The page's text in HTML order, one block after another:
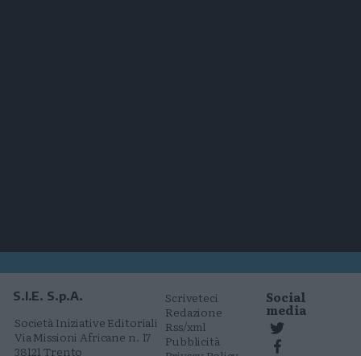
S.I.E. S.p.A.
Società Iniziative Editoriali
Via Missioni Africane n. 17
38121 Trento
Scriveteci
Redazione
Rss/xml
Pubblicità
Social
media